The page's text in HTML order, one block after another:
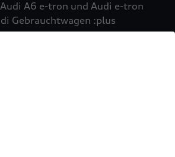
A6 e-tron und Audi e-tron
Gebrauchtwagen :plus